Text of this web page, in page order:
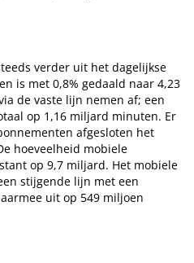
verder uit het dagelijkse
is met 0,8% gedaald naar 4,23
de vaste lijn nemen af; een
op 1,16 miljard minuten. Er
afgesloten het
hoeveelheid mobiele
op 9,7 miljard. Het mobiele
stijgende lijn met een
uit op 549 miljoen